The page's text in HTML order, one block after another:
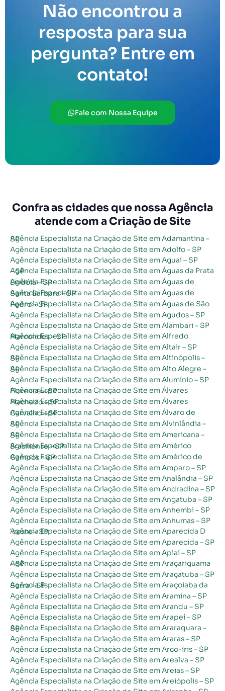
Não encontrou a
resposta para sua
pergunta? Entre em
contato!
Fale com Nossa Equipe
Confra as cidades que nossa Agência
atende com a Criação de Site
Agência Especialista na Criação de Site em Adamantina – SP
Agência Especialista na Criação de Site em Adolfo – SP
Agência Especialista na Criação de Site em Aguaí – SP
Agência Especialista na Criação de Site em Águas da Prata – SP
Agência Especialista na Criação de Site em Águas de Lindóia – SP
Agência Especialista na Criação de Site em Águas de Santa Bárbara – SP
Agência Especialista na Criação de Site em Águas de São Pedro – SP
Agência Especialista na Criação de Site em Agudos – SP
Agência Especialista na Criação de Site em Alambari – SP
Agência Especialista na Criação de Site em Alfredo Marcondes – SP
Agência Especialista na Criação de Site em Altair – SP
Agência Especialista na Criação de Site em Altinópolis – SP
Agência Especialista na Criação de Site em Alto Alegre – SP
Agência Especialista na Criação de Site em Alumínio – SP
Agência Especialista na Criação de Site em Álvares Florence – SP
Agência Especialista na Criação de Site em Álvares Machado – SP
Agência Especialista na Criação de Site em Álvaro de Carvalho – SP
Agência Especialista na Criação de Site em Alvinlândia – SP
Agência Especialista na Criação de Site em Americana – SP
Agência Especialista na Criação de Site em Américo Brasiliense – SP
Agência Especialista na Criação de Site em Américo de Campos – SP
Agência Especialista na Criação de Site em Amparo – SP
Agência Especialista na Criação de Site em Analândia – SP
Agência Especialista na Criação de Site em Andradina – SP
Agência Especialista na Criação de Site em Angatuba – SP
Agência Especialista na Criação de Site em Anhembi – SP
Agência Especialista na Criação de Site em Anhumas – SP
Agência Especialista na Criação de Site em Aparecida D´oeste – SP
Agência Especialista na Criação de Site em Aparecida – SP
Agência Especialista na Criação de Site em Apiaí – SP
Agência Especialista na Criação de Site em Araçariguama – SP
Agência Especialista na Criação de Site em Araçatuba – SP
Agência Especialista na Criação de Site em Araçoiaba da Serra – SP
Agência Especialista na Criação de Site em Aramina – SP
Agência Especialista na Criação de Site em Arandu – SP
Agência Especialista na Criação de Site em Arapeí – SP
Agência Especialista na Criação de Site em Araraquara – SP
Agência Especialista na Criação de Site em Araras – SP
Agência Especialista na Criação de Site em Arco-íris – SP
Agência Especialista na Criação de Site em Arealva – SP
Agência Especialista na Criação de Site em Areias – SP
Agência Especialista na Criação de Site em Areiópolis – SP